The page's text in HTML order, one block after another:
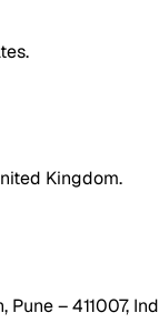
Kingdom.
– 411007,